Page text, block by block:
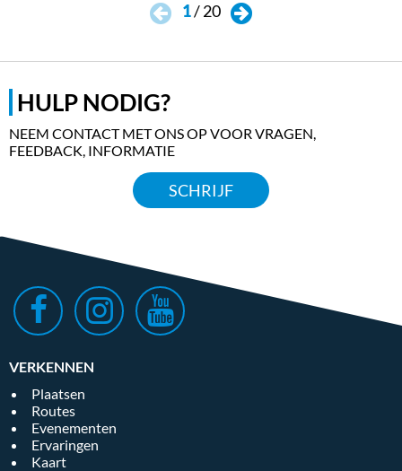
1/20
HULP NODIG?
NEEM CONTACT MET ONS OP VOOR VRAGEN,
FEEDBACK, INFORMATIE
SCHRIJF
VERKENNEN
Plaatsen
Routes
Evenementen
Ervaringen
Kaart